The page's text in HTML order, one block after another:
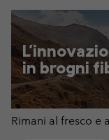
in brogni
Rimani al fresco e